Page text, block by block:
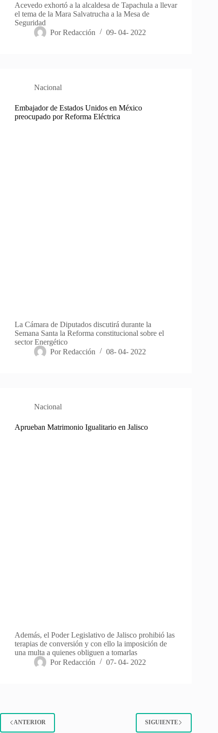
Acevedo exhortó a la alcaldesa de Tapachula a llevar
el tema de la Mara Salvatrucha a la Mesa de
Seguridad
Por Redacción 09- 04- 2022
Nacional
Embajador de Estados Unidos en México
preocupado por Reforma Eléctrica
La Cámara de Diputados discutirá durante la
Semana Santa la Reforma constitucional sobre el
sector Energético
Por Redacción 08- 04- 2022
Nacional
Aprueban Matrimonio Igualitario en Jalisco
Además, el Poder Legislativo de Jalisco prohibió las
terapias de conversión y con ello la imposición de
una multa a quienes obliguen a tomarlas
Por Redacción 07- 04- 2022
ANTERIOR SIGUIENTE